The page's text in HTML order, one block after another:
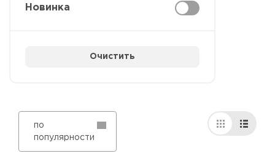
Новинка
Очистить
по
популярности